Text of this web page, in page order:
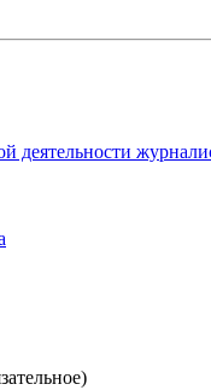
деятельности